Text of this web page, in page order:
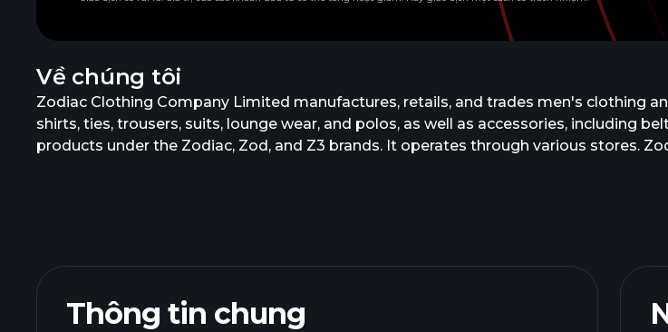
Về chúng tôi
Zodiac Clothing Company Limited manufactures, retails, and trades men's clothing
shirts, ties, trousers, suits, lounge wear, and polos, as well as accessories, including
products under the Zodiac, Zod, and Z3 brands. It operates through various stores.
Thông tin chung